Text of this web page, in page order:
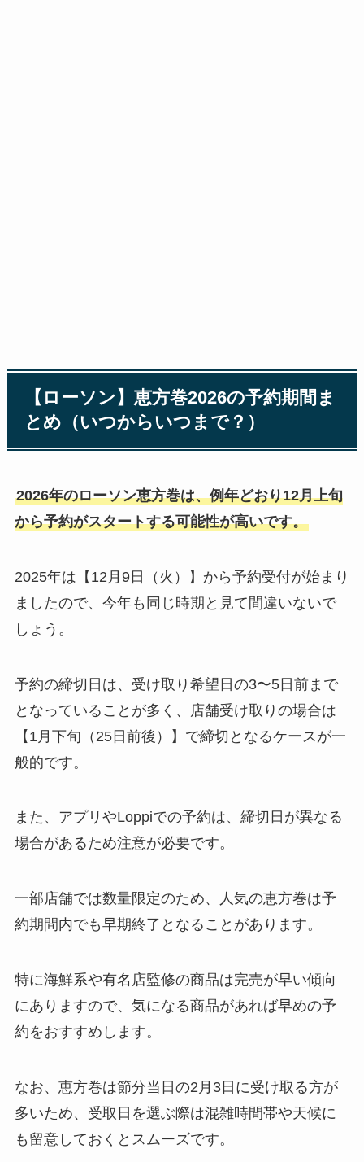
【ローソン】恵方巻2026の予約期間ま
とめ（いつからいつまで？）
2026年のローソン恵方巻は、例年どおり12月上旬
から予約がスタートする可能性が高いです。
2025年は【12月9日（火）】から予約受付が始まり
ましたので、今年も同じ時期と見て間違いないで
しょう。
予約の締切日は、受け取り希望日の3〜5日前まで
となっていることが多く、店舗受け取りの場合は
【1月下旬（25日前後）】で締切となるケースが一
般的です。
また、アプリやLoppiでの予約は、締切日が異なる
場合があるため注意が必要です。
一部店舗では数量限定のため、人気の恵方巻は予
約期間内でも早期終了となることがあります。
特に海鮮系や有名店監修の商品は完売が早い傾向
にありますので、気になる商品があれば早めの予
約をおすすめします。
なお、恵方巻は節分当日の2月3日に受け取る方が
多いため、受取日を選ぶ際は混雑時間帯や天候に
も留意しておくとスムーズです。